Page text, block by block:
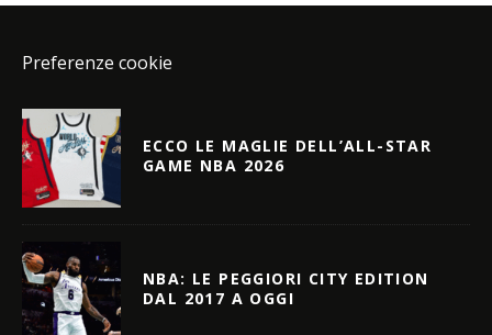
Preferenze cookie
ECCO LE MAGLIE DELL’ALL-STAR
GAME NBA 2026
NBA: LE PEGGIORI CITY EDITION
DAL 2017 A OGGI